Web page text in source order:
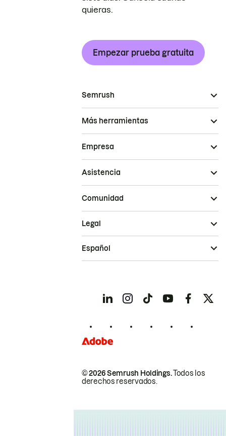
quieras.
Empezar prueba gratuita
Semrush
Más herramientas
Empresa
Asistencia
Comunidad
© 2026 Semrush Holdings.Todos los
derechos reservados.
Legal
Español